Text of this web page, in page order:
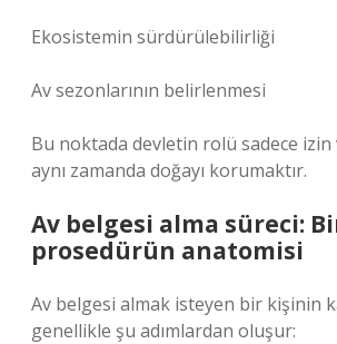
Ekosistemin sürdürülebilirliği
Av sezonlarının belirlenmesi
Bu noktada devletin rolü sadece izin
aynı zamanda doğayı korumaktır.
Av belgesi alma süreci:
prosedürün anatomisi
Av belgesi almak isteyen bir kişinin
genellikle şu adımlardan oluşur: